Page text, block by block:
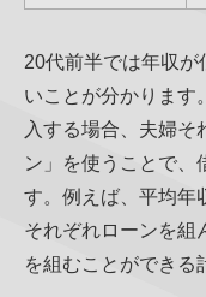
20代前半では年収が
いことが分かります
入する場合、夫婦そ
ン」を使うことで、
す。例えば、平均年
それぞれローンを組
を組むことができる